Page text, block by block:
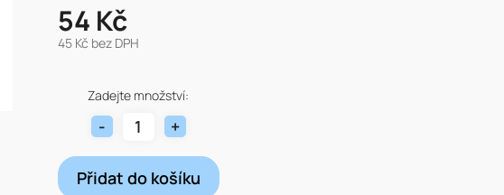
54 Kč
45 Kč bez DPH
cena:Zadejte množství:
Přidat do košíku